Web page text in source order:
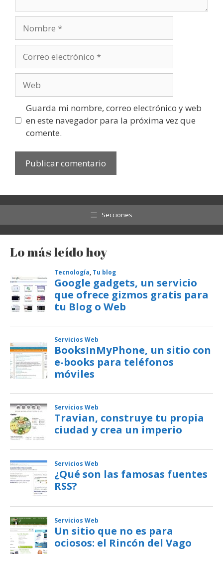
electrónico
Guarda mi nombre, correo electrónico y web
en este navegador para la próxima vez que
comente.
Secciones
Lo más leído hoy